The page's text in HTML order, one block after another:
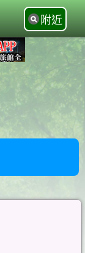
附近